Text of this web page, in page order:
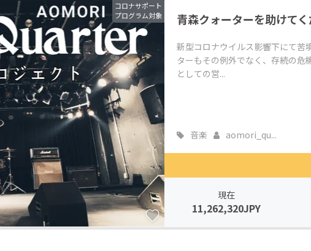
コロナサポート
プログラム対象
青森クォーターを助けてく
新型コロナウイルス影響下にて苦
ターもその例外でなく、存続の危
としての営...
音楽 aomori_qu...
現在
11,262,320JPY